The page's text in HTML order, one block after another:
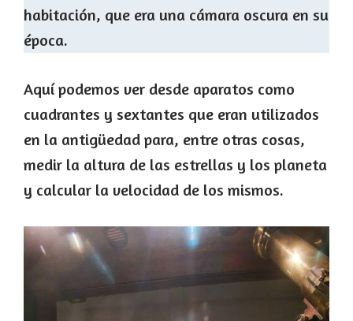
habitación, que era una cámara oscura en su
época.
Aquí podemos ver desde aparatos como
cuadrantes y sextantes que eran utilizados
en la antigüedad para, entre otras cosas,
medir la altura de las estrellas y los planeta
y calcular la velocidad de los mismos.